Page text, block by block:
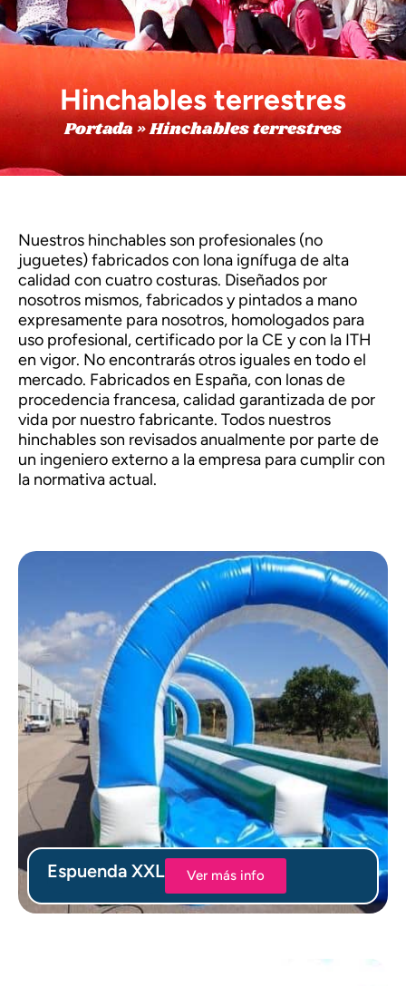
Hinchables terrestres
Portada»Hinchables terrestres
Nuestros hinchables son profesionales (no
juguetes) fabricados con lona ignífuga de alta
calidad con cuatro costuras. Diseñados por
nosotros mismos, fabricados y pintados a mano
expresamente para nosotros, homologados para
uso profesional, certificado por la CE y con la ITH
en vigor. No encontrarás otros iguales en todo el
mercado. Fabricados en España, con lonas de
procedencia francesa, calidad garantizada de por
vida por nuestro fabricante. Todos nuestros
hinchables son revisados anualmente por parte de
un ingeniero externo a la empresa para cumplir con
la normativa actual.
Espuenda XXL Ver más info